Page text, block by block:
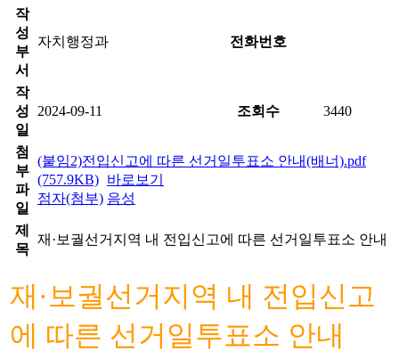
작
성
부
서
자치행정과 전화번호
작
성
일
2024-09-11 조회수 3440
첨
부
파
일
(붙임2)전입신고에 따른 선거일투표소 안내(배너).pdf
(757.9KB) 바로보기
점자(첨부) 음성
제
목
재·보궐선거지역 내 전입신고에 따른 선거일투표소 안내
재·보궐선거지역 내 전입신고
에 따른 선거일투표소 안내